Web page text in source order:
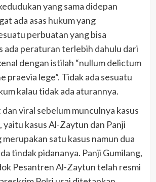
yang sama didepan
ada asas hukum yang
perbuatan yang bisa
ada peraturan terlebih dahulu dari
dengan istilah “nullum delictum
praevia lege”. Tidak ada sesuatu
kalau tidak ada aturannya.
viral sebelum munculnya kasus
yaitu kasus Al-Zaytun dan Panji
merupakan satu kasus namun dua
tindak pidananya. Panji Gumilang,
Pesantren Al-Zaytun telah resmi